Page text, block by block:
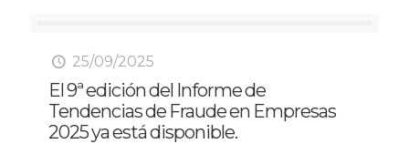
25/09/2025
El 9ª edición del Informe de
Tendencias de Fraude en Empresas
2025 ya está disponible.